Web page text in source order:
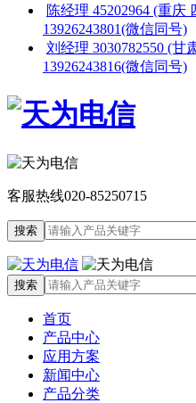
陈经理 45202964 (重庆
13926243801(微信同号)
刘经理 3030782550 (甘
13926243816(微信同号)
客服热线020-85250715
首页
产品中心
应用方案
新闻中心
产品分类